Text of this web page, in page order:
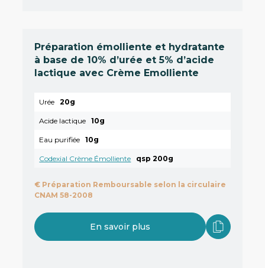
Préparation émolliente et hydratante
à base de 10% d’urée et 5% d’acide
lactique avec Crème Emolliente
Urée 20g
Acide lactique 10g
Eau purifiée 10g
Codexial Crème Émolliente qsp 200g
€ Préparation Remboursable selon la circulaire
CNAM 58-2008
En savoir plus